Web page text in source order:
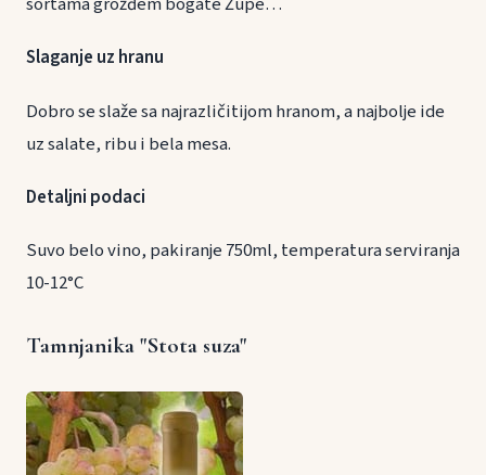
Slaganje uz hranu
Dobro se slaže sa najrazličitijom hranom, a najbolje ide
uz salate, ribu i bela mesa.
Detaljni podaci
Suvo belo vino, pakiranje 750ml, temperatura serviranja
10-12°C
Tamnjanika "Stota suza"